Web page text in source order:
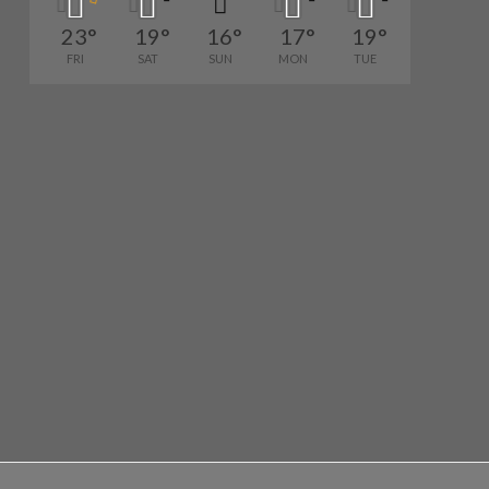
23°
FRI
19°
SAT
16°
SUN
17°
MON
19°
TUE